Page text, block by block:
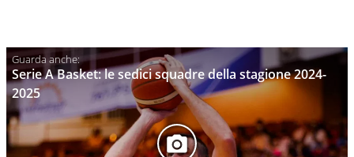
Serie A Basket: le sedici squadre della stagione 2024-
2025